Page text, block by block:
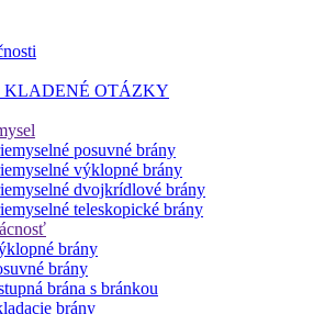
KLADENÉ OTÁZKY
posuvné brány
výklopné brány
dvojkrídlové brány
teleskopické brány
brány
brány
brána s bránkou
brány